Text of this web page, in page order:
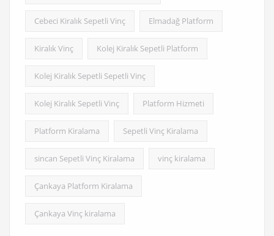
Cebeci Kiralık Sepetli Vinç Elmadağ Platform
Kiralık Vinç Kolej Kiralık Sepetli Platform
Kolej Kiralık Sepetli Sepetli Vinç
Kolej Kiralık Sepetli Vinç Platform Hizmeti
Platform Kiralama Sepetli Vinç Kiralama
sincan Sepetli Vinç Kiralama vinç kiralama
Çankaya Platform Kiralama
Çankaya Vinç kiralama